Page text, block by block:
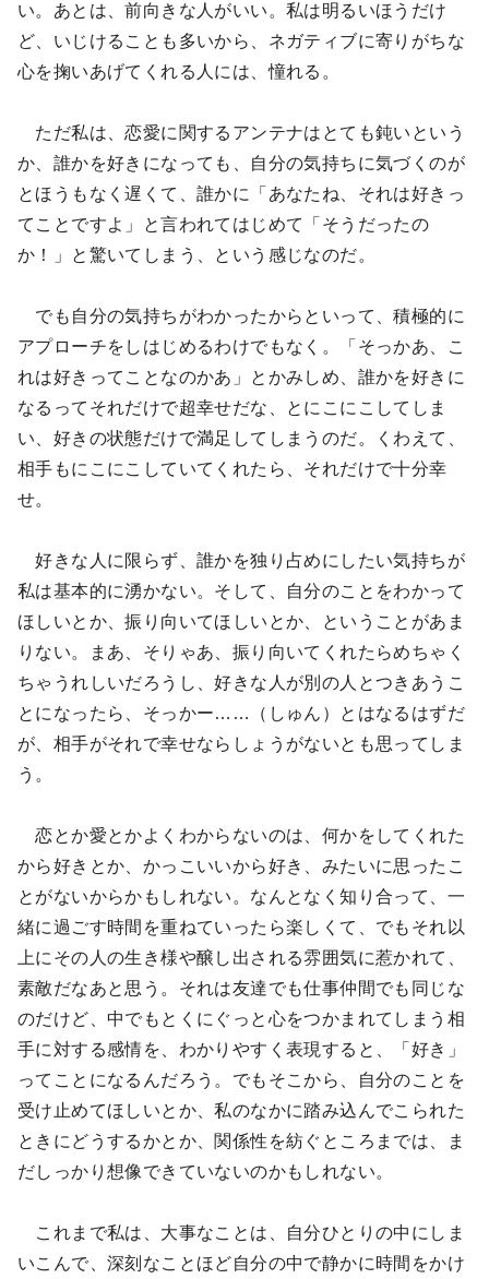
い。あとは、前向きな人がいい。私は明るいほうだけ
ど、いじけることも多いから、ネガティブに寄りがちな
心を掬いあげてくれる人には、憧れる。
ただ私は、恋愛に関するアンテナはとても鈍いという
か、誰かを好きになっても、自分の気持ちに気づくのが
とほうもなく遅くて、誰かに「あなたね、それは好きっ
てことですよ」と言われてはじめて「そうだったの
か！」と驚いてしまう、という感じなのだ。
でも自分の気持ちがわかったからといって、積極的に
アプローチをしはじめるわけでもなく。「そっかあ、こ
れは好きってことなのかあ」とかみしめ、誰かを好きに
なるってそれだけで超幸せだな、とにこにこしてしま
い、好きの状態だけで満足してしまうのだ。くわえて、
相手もにこにこしていてくれたら、それだけで十分幸
せ。
好きな人に限らず、誰かを独り占めにしたい気持ちが
私は基本的に湧かない。そして、自分のことをわかって
ほしいとか、振り向いてほしいとか、ということがあま
りない。まあ、そりゃあ、振り向いてくれたらめちゃく
ちゃうれしいだろうし、好きな人が別の人とつきあうこ
とになったら、そっかー……（しゅん）とはなるはずだ
が、相手がそれで幸せならしょうがないとも思ってしま
う。
恋とか愛とかよくわからないのは、何かをしてくれた
から好きとか、かっこいいから好き、みたいに思ったこ
とがないからかもしれない。なんとなく知り合って、一
緒に過ごす時間を重ねていったら楽しくて、でもそれ以
上にその人の生き様や醸し出される雰囲気に惹かれて、
素敵だなあと思う。それは友達でも仕事仲間でも同じな
のだけど、中でもとくにぐっと心をつかまれてしまう相
手に対する感情を、わかりやすく表現すると、「好き」
ってことになるんだろう。でもそこから、自分のことを
受け止めてほしいとか、私のなかに踏み込んでこられた
ときにどうするかとか、関係性を紡ぐところまでは、ま
だしっかり想像できていないのかもしれない。
これまで私は、大事なことは、自分ひとりの中にしま
いこんで、深刻なことほど自分の中で静かに時間をかけ